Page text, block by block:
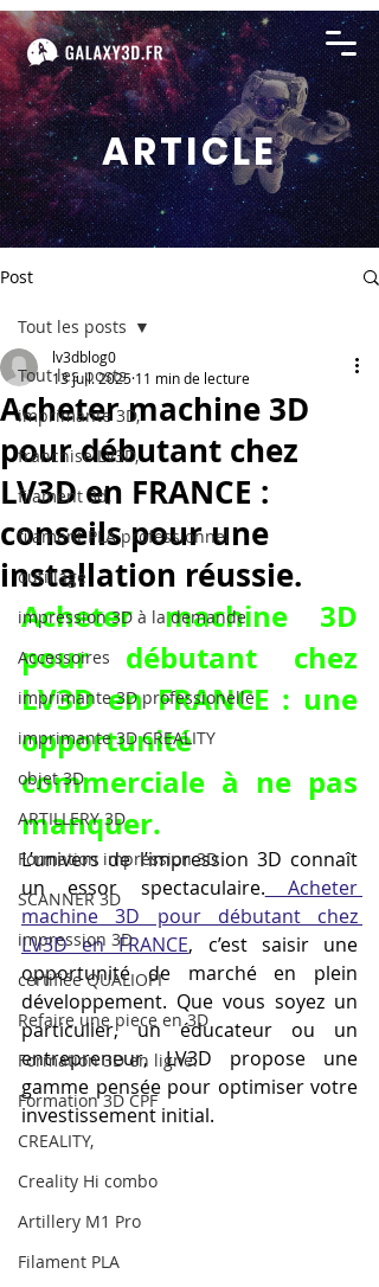
ARTICLE
Post
Tout les posts
imprimante 3D,
franchise LV3D,
filament 3d,
filament PLA professionnel
outillage
impression 3D à la demande
Accessoires
imprimante 3D professionelle
imprimante 3D CREALITY
objet 3D
ARTILLERY 3D
Formation impression 3D
SCANNER 3D
impression 3D
certifiée QUALIOPI
Refaire une piece en 3D
Formation 3D en ligne.
Formation 3D CPF
CREALITY,
Creality Hi combo
Artillery M1 Pro
Filament PLA
Tout les posts
Acheter machine 3D
pour débutant chez
LV3D en FRANCE :
conseils pour une
installation réussie.
lv3dblog0
13 juil. 2025 11 min de lecture
Acheter machine 3D
pour débutant chez
LV3D en FRANCE : une
opportunité
commerciale à ne pas
manquer.
L’univers de l’impression 3D connaît
un essor spectaculaire. Acheter
machine 3D pour débutant chez
LV3D en FRANCE, c’est saisir une
opportunité de marché en plein
développement. Que vous soyez un
particulier, un éducateur ou un
entrepreneur, LV3D propose une
gamme pensée pour optimiser votre
investissement initial.